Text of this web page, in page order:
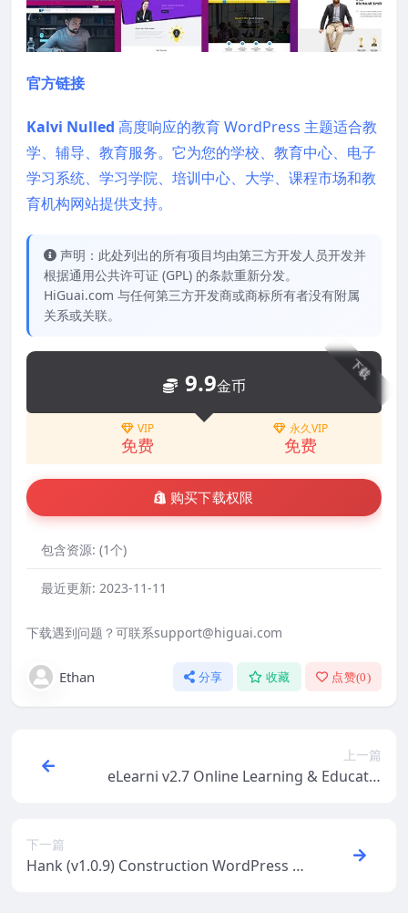
官方链接
Kalvi Nulled 高度响应的教育 WordPress 主题适合教
学、辅导、教育服务。它为您的学校、教育中心、电子
学习系统、学习学院、培训中心、大学、课程市场和教
育机构网站提供支持。
声明：此处列出的所有项目均由第三方开发人员开发并
根据通用公共许可证 (GPL) 的条款重新分发。
HiGuai.com 与任何第三方开发商或商标所有者没有附属
关系或关联。
下载
9.9金币
VIP
免费
永久VIP
免费
购买下载权限
包含资源: (1个)
最近更新: 2023-11-11
下载遇到问题？可联系support@higuai.com
Ethan 分享 收藏 点赞(0)
上一篇
eLearni v2.7 Online Learning & Educatio
下一篇
Hank (v1.0.9) Construction WordPress T